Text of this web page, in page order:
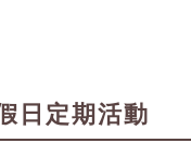
日定期活動